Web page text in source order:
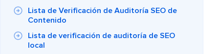
Lista de Verificación de Auditoría SEO de
Contenido
Lista de verificación de auditoría de SEO
local